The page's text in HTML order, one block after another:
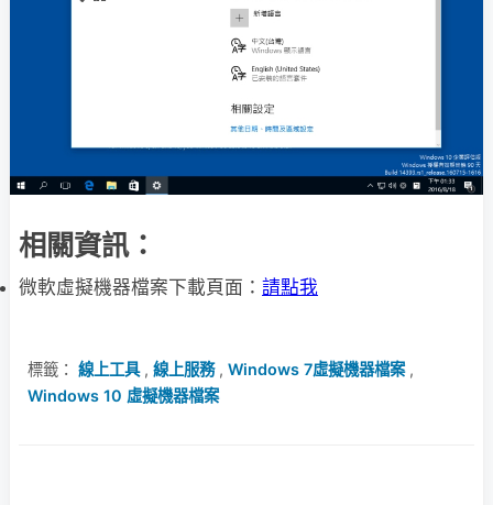
相關資訊：
微軟虛擬機器檔案下載頁面： 請點我
標籤： 線上工具, 線上服務, Windows 7虛擬機器檔案,
Windows 10 虛擬機器檔案